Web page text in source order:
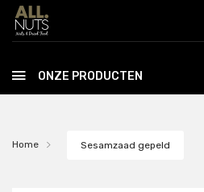
Skip to main content
ONZE PRODUCTEN
Home Sesamzaad gepeld